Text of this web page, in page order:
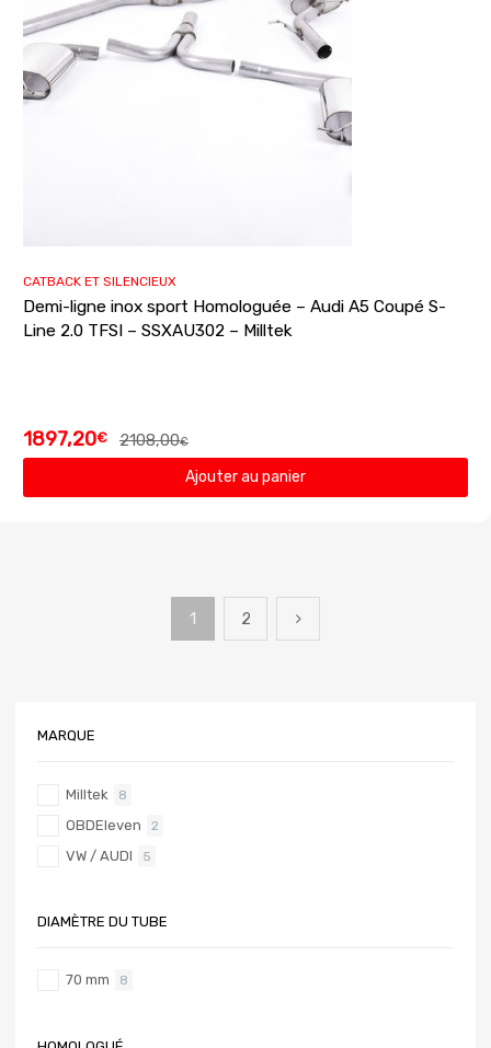
CATBACK ET SILENCIEUX
Demi-ligne inox sport Homologuée – Audi A5 Coupé S-
Line 2.0 TFSI – SSXAU302 – Milltek
2108,00€
1897,20€
Ajouter au panier
1 2
MARQUE
Milltek 8
OBDEleven 2
VW / AUDI 5
DIAMÈTRE DU TUBE
70 mm 8